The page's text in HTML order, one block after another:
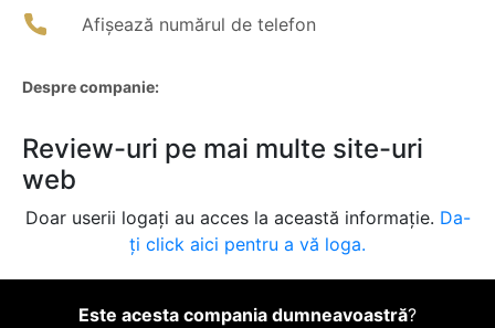
Afișează numărul de telefon
Despre companie:
Review-uri pe mai multe site-uri
web
Doar userii logați au acces la această informație. Da-
ți click aici pentru a vă loga.
Este acesta compania dumneavoastră?